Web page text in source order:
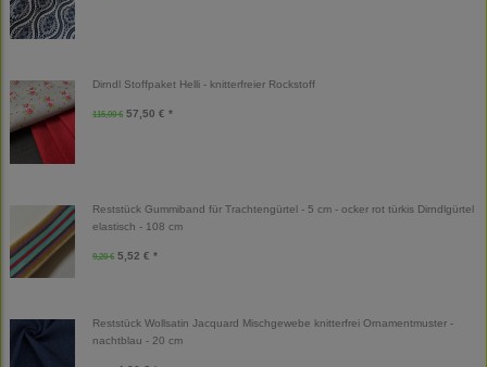
Dirndl Stoffpaket Helli - knitterfreier Rockstoff
115,00 € 57,50 € *
Reststück Gummiband für Trachtengürtel - 5 cm - ocker rot türkis Dirndlgürtel
elastisch - 108 cm
9,20 € 5,52 € *
Reststück Wollsatin Jacquard Mischgewebe knitterfrei Ornamentmuster -
nachtblau - 20 cm